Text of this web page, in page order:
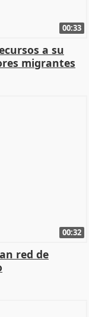
00:33
a su
migrantes
00:32
red de